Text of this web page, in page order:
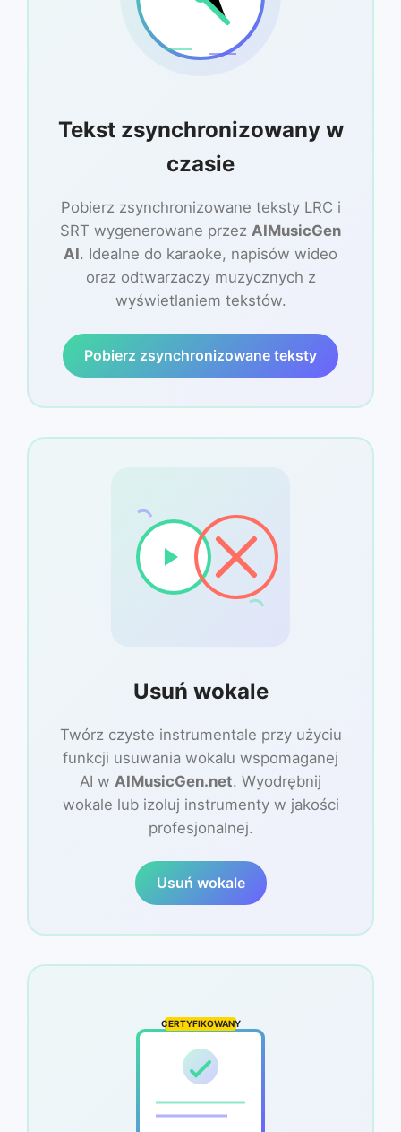
Tekst zsynchronizowany w
czasie
Pobierz zsynchronizowane teksty LRC i
SRT wygenerowane przez AIMusicGen
AI. Idealne do karaoke, napisów wideo
oraz odtwarzaczy muzycznych z
wyświetlaniem tekstów.
Pobierz zsynchronizowane teksty
Usuń wokale
Twórz czyste instrumentale przy użyciu
funkcji usuwania wokalu wspomaganej
AI w AIMusicGen.net. Wyodrębnij
wokale lub izoluj instrumenty w jakości
profesjonalnej.
Usuń wokale
CERTYFIKOWANY